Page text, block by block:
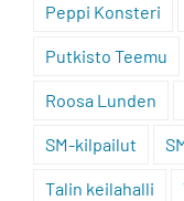
Peppi Konsteri
Putkisto Teemu
Roosa Lunden
SM-kilpailut
Talin keilahalli